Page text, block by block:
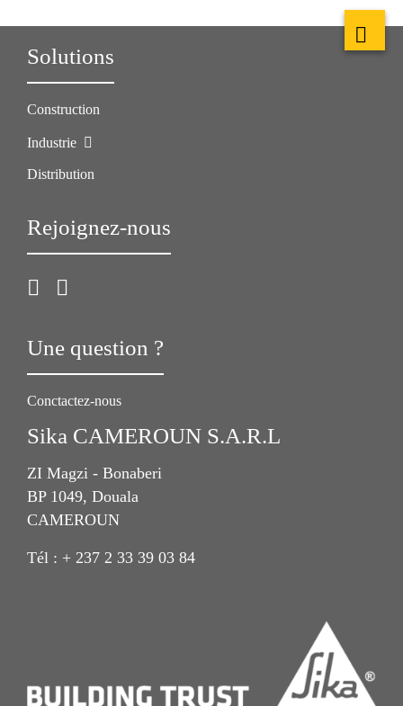
Solutions
Construction
Industrie
Distribution
Rejoignez-nous
Une question ?
Conctactez-nous
Sika CAMEROUN S.A.R.L
ZI Magzi - Bonaberi
BP 1049, Douala
CAMEROUN
Tél : + 237 2 33 39 03 84